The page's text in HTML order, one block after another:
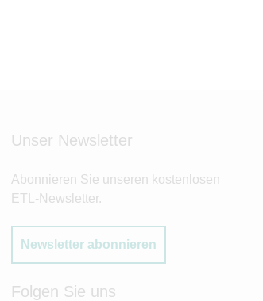
Unser Newsletter
Abonnieren Sie unseren kostenlosen
ETL-Newsletter.
Newsletter abonnieren
Folgen Sie uns